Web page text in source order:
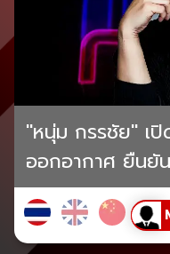
"หนุ่ม กรรชัย" เปิ
ออกอากาศ ยืนยั